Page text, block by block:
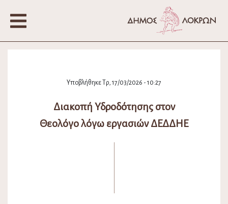
Υποβλήθηκε Τρ, 17/03/2026 - 10:27
Διακοπή Υδροδότησης στον
Θεολόγο λόγω εργασιών ΔΕΔΔΗΕ